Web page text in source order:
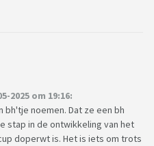
2025 om 19:16:
noemen. Dat ze een bh
stap in de ontwikkeling van het
doperwt is. Het is iets om trots